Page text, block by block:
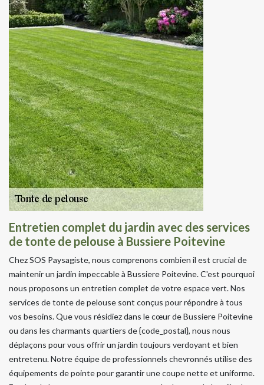
Entretien complet du jardin avec des services
de tonte de pelouse à Bussiere Poitevine
Chez SOS Paysagiste, nous comprenons combien il est crucial de
maintenir un jardin impeccable à Bussiere Poitevine. C'est pourquoi
nous proposons un entretien complet de votre espace vert. Nos
services de tonte de pelouse sont conçus pour répondre à tous
vos besoins. Que vous résidiez dans le cœur de Bussiere Poitevine
ou dans les charmants quartiers de {code_postal}, nous nous
déplaçons pour vous offrir un jardin toujours verdoyant et bien
entretenu. Notre équipe de professionnels chevronnés utilise des
équipements de pointe pour garantir une coupe nette et uniforme.